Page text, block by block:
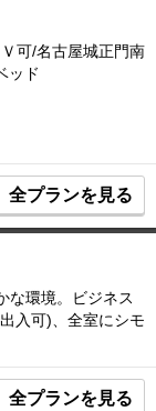
可/名古屋城正門南
ッド
全プランを見る
な環境。ビジネス
入可)、全室にシモ
全プランを見る